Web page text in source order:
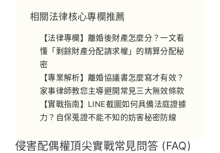
相關法律核心專欄推薦
【法律專欄】離婚後財產怎麼分？一文看
懂「剩餘財產分配請求權」的精算分配秘
密
【專業解析】離婚協議書怎麼寫才有效？
家事律師教您主導避開常見三大無效條款
【實戰指南】LINE截圖如何具備法庭證據
力？自保蒐證不能不知的妨害秘密防線
侵害配偶權頂尖實戰常見問答 (FAQ)